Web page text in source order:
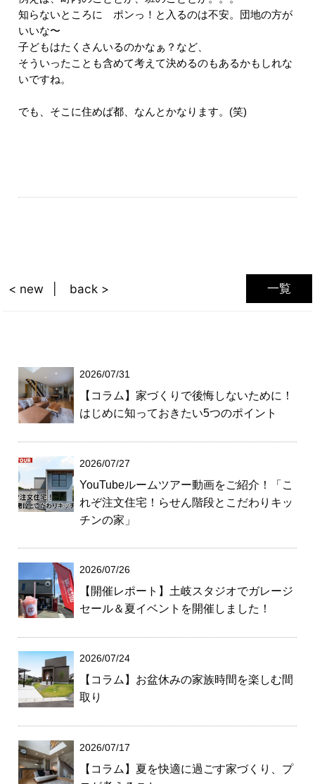
知らないところに ポンっ！と入るのは不安。団地の方が
いいな〜
子どもはたくさんいるのかなぁ？など、
そういったことも含めて考えて決めるのもあるかもしれな
いですね。
でも、そこに住めば都、なんとかなります。(笑)
一覧
< new back >
2026/07/31
【コラム】家づくりで後悔しないために！
はじめに知っておきたい5つのポイント
2026/07/27
YouTubeルームツアー動画をご紹介！「こ
れぞ注文住宅！らせん階段とこだわりキッ
チンの家」
2026/07/26
【開催レポート】土岐スタジオでガレージ
セール＆夏イベントを開催しました！
2026/07/24
【コラム】お盆休みの家族時間を楽しむ間
取り
2026/07/17
【コラム】夏を快適に過ごす家づくり、プ